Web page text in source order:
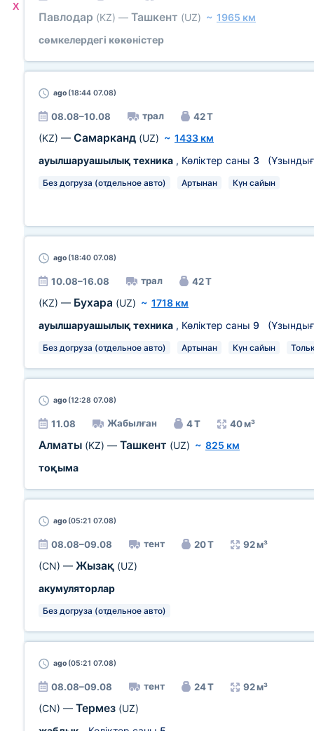
X
Павлодар (KZ) — Ташкент (UZ) ~ 1965 км
сөмкелердегі көкөністер
ago (18:44 07.08)
08.08–10.08 трал 42 Т
(KZ) — Самарканд (UZ) ~ 1433 км
ауылшаруашылық техника , Көліктер саны 3
Без догруза (отдельное авто) Артынан Күн сайын
ago (18:40 07.08)
10.08–16.08 трал 42 Т
(KZ) — Бухара (UZ) ~ 1718 км
ауылшаруашылық техника , Көліктер саны 9
Без догруза (отдельное авто) Артынан Күн сайын
ago (12:28 07.08)
11.08 Жабылған 4 Т 40 м³
Алматы (KZ) — Ташкент (UZ) ~ 825 км
тоқыма
ago (05:21 07.08)
08.08–09.08 тент 20 Т 92 м³
(CN) — Жызақ (UZ)
акумуляторлар
Без догруза (отдельное авто)
ago (05:21 07.08)
08.08–09.08 тент 24 Т 92 м³
(CN) — Термез (UZ)